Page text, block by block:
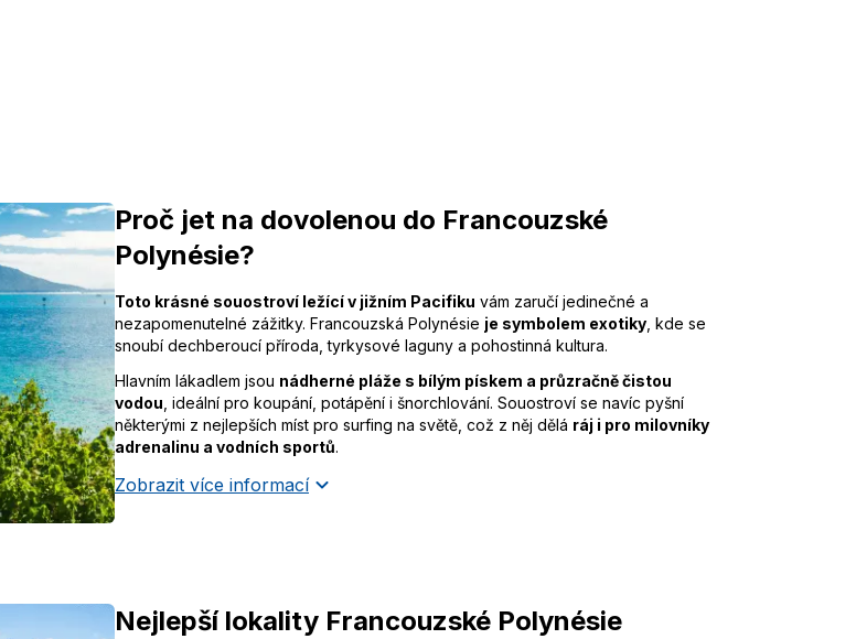
Proč jet na dovolenou do Francouzské
Polynésie?
Toto krásné souostroví ležící v jižním Pacifiku vám zaručí jedinečné a
nezapomenutelné zážitky. Francouzská Polynésie je symbolem exotiky , kde se
snoubí dechberoucí příroda, tyrkysové laguny a pohostinná kultura.
Hlavním lákadlem jsou nádherné pláže s bílým pískem a průzračně čistou
vodou , ideální pro koupání, potápění i šnorchlování. Souostroví se navíc pyšní
některými z nejlepších míst pro surfing na světě, což z něj dělá ráj i pro milovníky
adrenalinu a vodních sportů.
Zobrazit více informací
Nejlepší lokality Francouzské Polynésie